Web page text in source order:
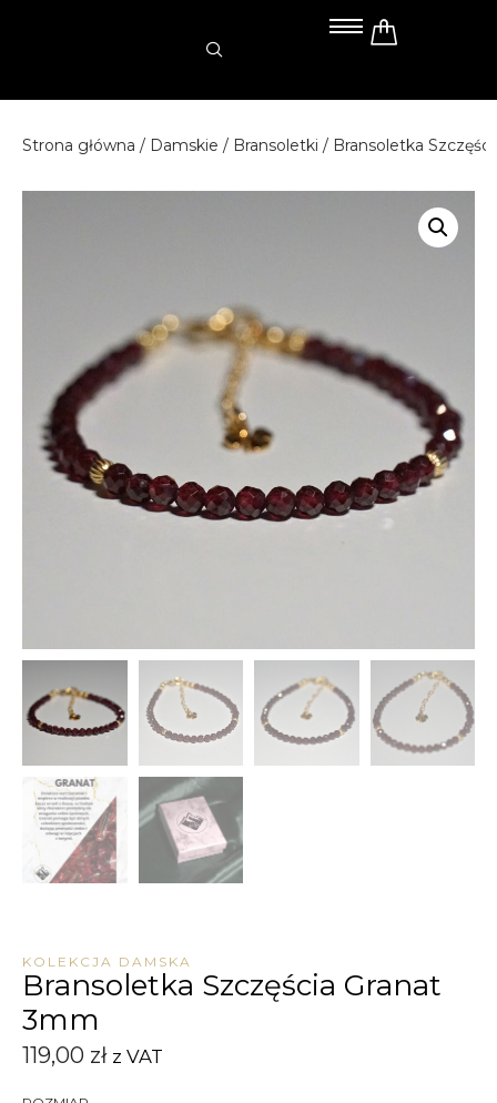
Strona główna / Damskie / Bransoletki / Bransoletka
KOLEKCJA DAMSKA
Bransoletka Szczęścia Granat
3mm
119,00 zł z VAT